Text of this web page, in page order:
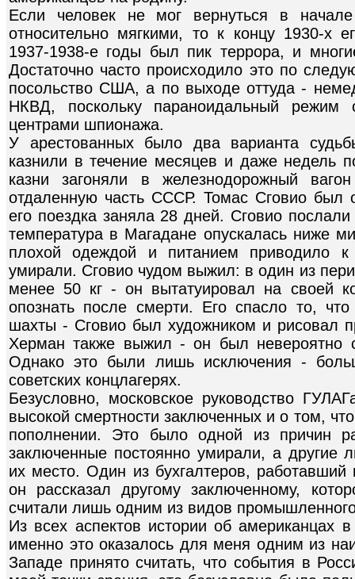
Если человек не мог вернуться в
относительно мягкими, то к концу 1930-х
1937-1938-е годы был пик террора, и
Достаточно часто происходило это по
посольство США, а по выходе оттуда -
НКВД, поскольку параноидальный режим
центрами шпионажа.
У арестованных было два варианта
казнили в течение месяцев и даже недель
казни загоняли в железнодорожный
отдаленную часть СССР. Томас Сговио был
его поездка заняла 28 дней. Сговио
температура в Магадане опускалась ниже
плохой одеждой и питанием приводило
умирали. Сговио чудом выжил: в один из
менее 50 кг - он вытатуировал на своей
опознать после смерти. Его спасло то,
шахты - Сговио был художником и рисовал
Херман также выжил - он был невероятно
Однако это были лишь исключения -
советских концлагерях.
Безусловно, московское руководство
высокой смертности заключенных и о том,
пополнении. Это было одной из причин
заключенные постоянно умирали, а другие
их место. Один из бухгалтеров,
он рассказал другому заключенному,
считали лишь одним из видов
Из всех аспектов истории об американцах
именно это оказалось для меня одним из
Западе принято считать, что события в